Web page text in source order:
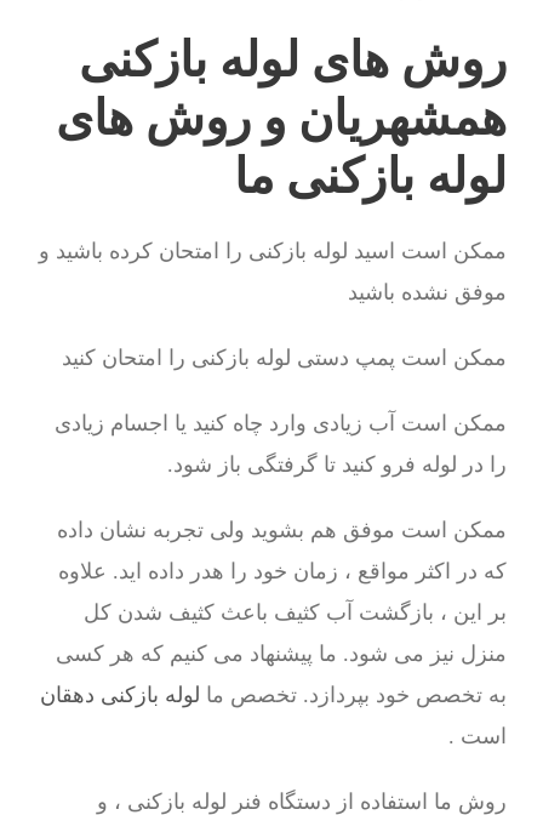
روش های لوله بازکنی
همشهریان و روش های
لوله بازکنی ما
ممکن است اسید لوله بازکنی را امتحان کرده باشید و
موفق نشده باشید
ممکن است پمپ دستی لوله بازکنی را امتحان کنید
ممکن است آب زیادی وارد چاه کنید یا اجسام زیادی
را در لوله فرو کنید تا گرفتگی باز شود.
ممکن است موفق هم بشوید ولی تجربه نشان داده
که در اکثر مواقع ، زمان خود را هدر داده اید. علاوه
بر این ، بازگشت آب کثیف باعث کثیف شدن کل
منزل نیز می شود. ما پیشنهاد می کنیم که هر کسی
به تخصص خود بپردازد. تخصص ما لوله بازکنی دهقان
است .
روش ما استفاده از دستگاه فنر لوله بازکنی ، و